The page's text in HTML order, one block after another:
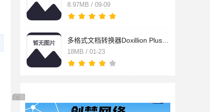
8.97MB / 09-09
18MB / 01-23
广告 商业广告，理性选择